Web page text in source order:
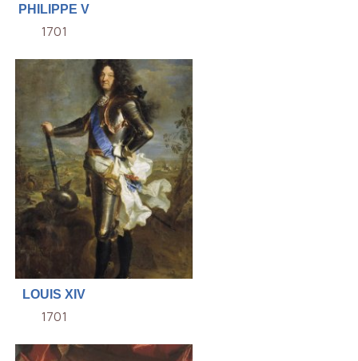
PHILIPPE V
1701
LOUIS XIV
1701